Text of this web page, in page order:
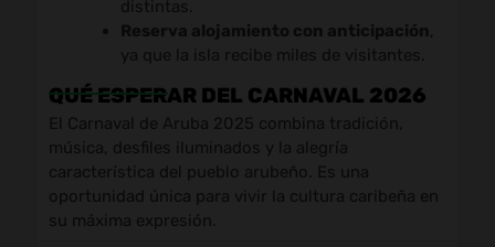
distintas.
Reserva alojamiento con anticipación,
ya que la isla recibe miles de visitantes.
QUÉ ESPERAR DEL CARNAVAL 2026
El Carnaval de Aruba 2025 combina tradición,
música, desfiles iluminados y la alegría
característica del pueblo arubeño. Es una
oportunidad única para vivir la cultura caribeña en
su máxima expresión.